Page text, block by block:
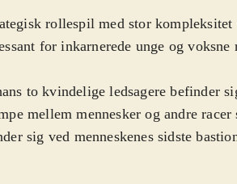
rollespil med stor kompleksitet
for inkarnerede unge og voksne
to kvindelige ledsagere befinder
mellem mennesker og andre
sig ved menneskenes sidste